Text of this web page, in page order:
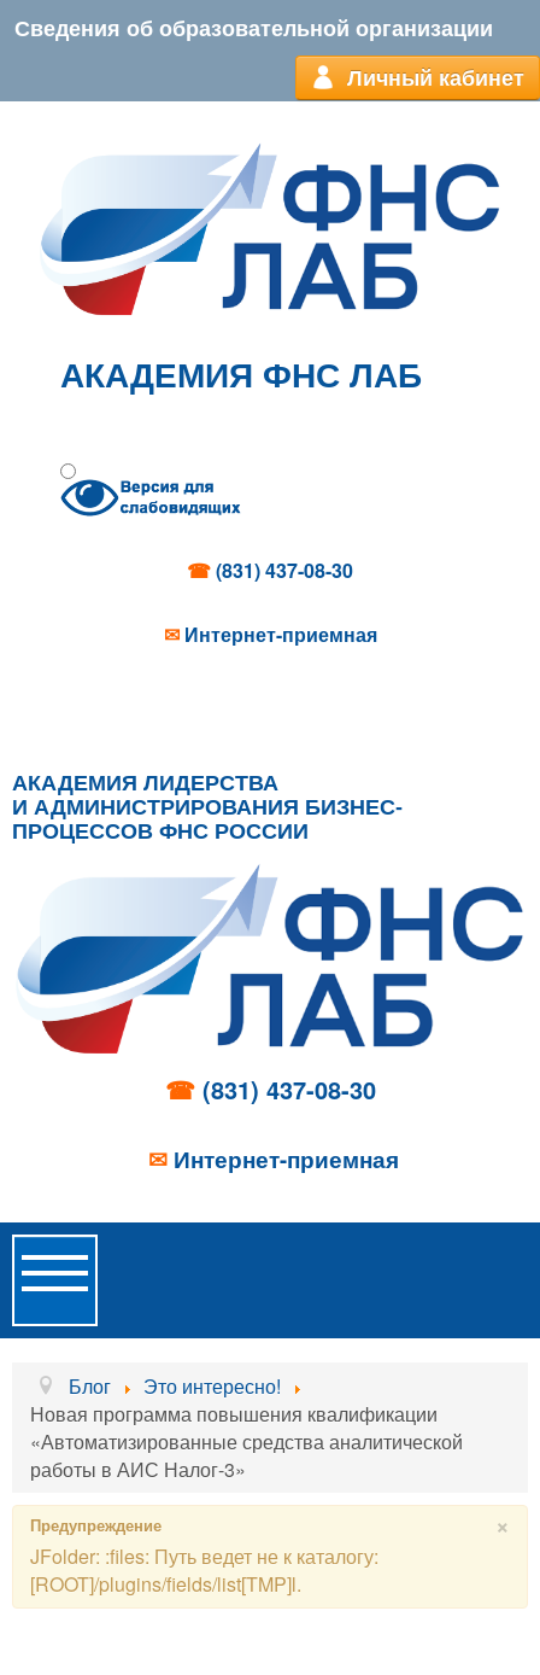
Сведения об образовательной организации
Личный кабинет
АКАДЕМИЯ ФНС ЛАБ
☎(831) 437-08-30
✉ Интернет-приемная
АКАДЕМИЯ ЛИДЕРСТВА
И АДМИНИСТРИРОВАНИЯ БИЗНЕС-
ПРОЦЕССОВ ФНС РОССИИ
☎ (831) 437-08-30
✉ Интернет-приемная
Toggle
Navigation
Главная
Об учреждении
Новости
Образовательные услуги
Услуги проживания
Блог
Это интересно!
Новая программа повышения квалификации
«Автоматизированные средства аналитической
работы в АИС Налог-3»
×
Предупреждение
JFolder: :files: Путь ведет не к каталогу:
[ROOT]/plugins/fields/list[TMP]l.